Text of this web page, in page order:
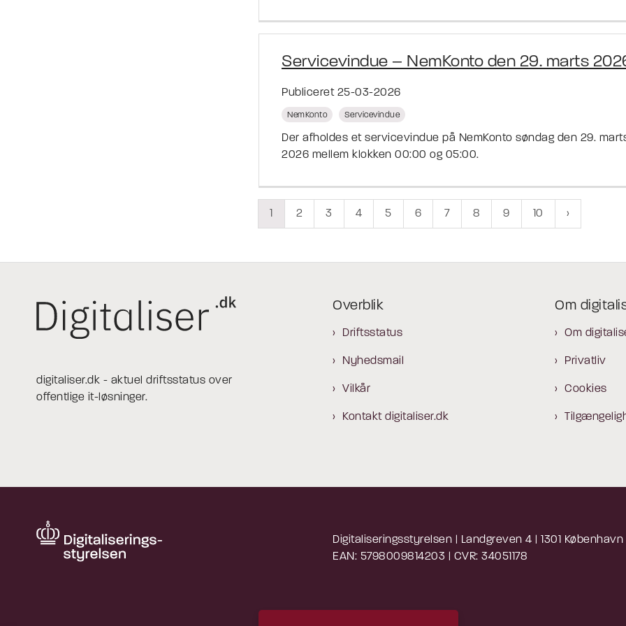
Servicevindue – NemKonto den 29. marts
Publiceret 25-03-2026
NemKonto Servicevindue
Der afholdes et servicevindue på NemKonto søndag den 29.
2026 mellem klokken 00:00 og 05:00.
2 3 4 5 6 7 8 9 10
digitaliser.dk - aktuel driftsstatus over
offentlige it-løsninger.
Overblik
Driftsstatus
Nyhedsmail
Vilkår
Kontakt digitaliser.dk
Om
Om
Privatliv
Cookies
Digitaliseringsstyrelsen | Landgreven 4 | 1301 København
EAN: 5798009814203 | CVR: 34051178